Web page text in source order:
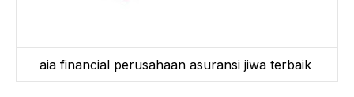
aia financial perusahaan asuransi jiwa terbaik